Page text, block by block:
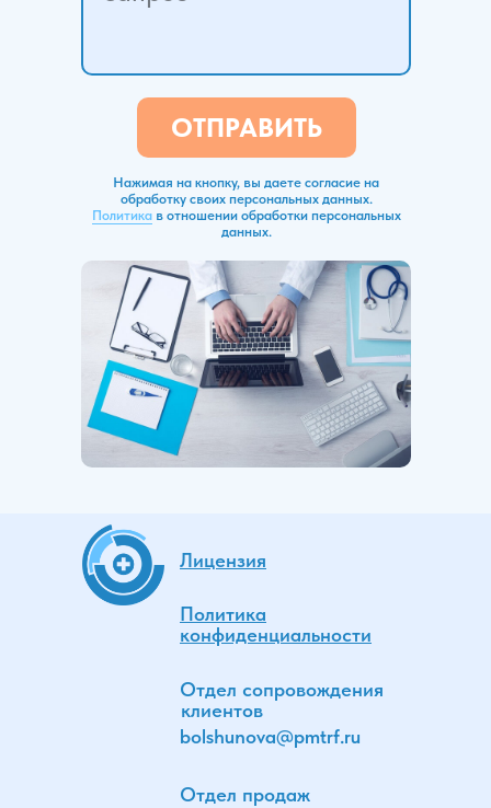
ОТПРАВИТЬ
Нажимая на кнопку, вы даете согласие на
обработку своих персональных данных.
Политикав отношении обработки персональных
данных.
Лицензия
Политика
конфиденциальности
Отдел продаж
bolshunova@pmtrf.ru
Отдел сопровождения
клиентов